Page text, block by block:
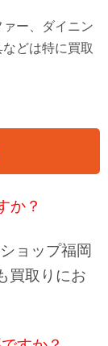
ー、ダイニン
どは特に買取
か？
ョップ福岡
買取りにお